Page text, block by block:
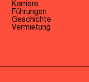
Karriere
Führungen
Geschichte
Vermietung